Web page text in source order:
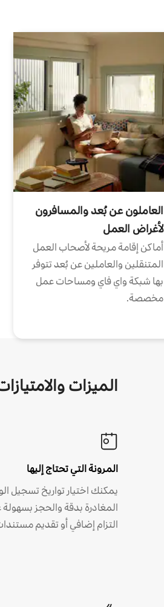
العاملون عن بُعد والمسافرون
لأغراض العمل
أماكن إقامة مريحة لأصحاب العمل
المتنقلين والعاملين عن بُعد تتوفر
بها شبكة واي فاي ومساحات عمل
مخصصة.
الميزات
المرونة التي تحتاج إليها
يمكنك اختيار تواريخ تسجيل
المغادرة بدقة والحجز بسهولة
التزام إضافي أو تقديم